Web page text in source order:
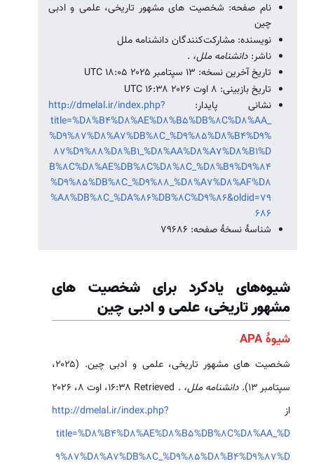
نام صفحه: شخصیت های مشهور تاریخی، علمی و ادبی
چین
نویسنده: مشارکت‌کنندگان دانشنامه ملل
ناشر:دانشنامه ملل، .
تاریخ آخرین نسخه: ۱۳ سپتامبر ۲۰۲۵ ‏۱۸:۰۵ UTC
تاریخ بازبینی: ۸ اوت ۲۰۲۶ ‏۱۶:۳۸ UTC
نشانی پایدار: http://dmelal.ir/index.php?
title=%D8%B4%D8%AE%D8%B5%DB%8C%D8%AA_
%D9%87%D8%A7%DB%8C_%D9%85%D8%B4%D9%
87%D9%88%D8%B1_%D8%AA%D8%A7%D8%B1%D
B%8C%D8%AE%DB%8C%D8%8C_%D8%B9%D9%84
%D9%85%DB%8C_%D9%88_%D8%A7%D8%AF%D8
%A8%DB%8C_%DA%86%DB%8C%D9%86&oldid=79
686
شناسهٔ نسخهٔ صفحه: 79686
شیوه‌های یادکرد برای شخصیت های
مشهور تاریخی، علمی و ادبی چین
شیوهٔ APA
شخصیت های مشهور تاریخی، علمی و ادبی چین. (۲۰۲۵،
سپتامبر ۱۳).
دانشنامه ملل،
. Retrieved ‏۱۶:۳۸، اوت ۸، ۲۰۲۶
از http://dmelal.ir/index.php?
title=%D8%B4%D8%AE%D8%B5%DB%8C%D8%AA_%D
9%87%D8%A7%DB%8C_%D9%85%D8%B4%D9%87%D